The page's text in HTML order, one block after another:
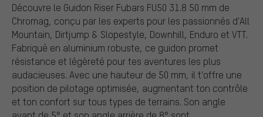
Découvre le Guidon Riser Fubars FU50 31.8 50 mm de
Chromag, conçu par les experts pour les passionnés d'All
Mountain, Dirtjump & Slopestyle, Downhill, Enduro et VTT.
Fabriqué en aluminium robuste, ce guidon promet
résistance et légèreté pour tes aventures les plus
audacieuses. Avec une hauteur de 50 mm, il t'offre une
position de pilotage optimisée, augmentant ton contrôle
et ton confort sur tous types de terrains. Son angle